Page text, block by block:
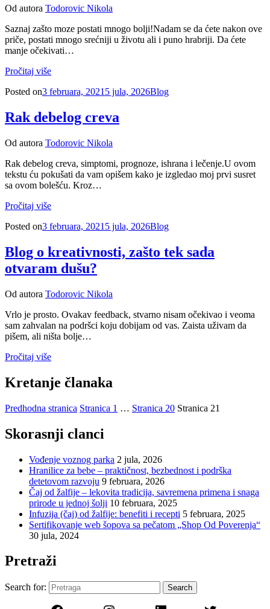
Od autora Todorovic Nikola
Saznaj zašto moze postati mnogo bolji!Nadam se da ćete nakon ove
priče, postati mnogo srećniji u životu ali i puno hrabriji. Da ćete
manje očekivati…
Pročitaj više
Posted on3 februara, 2021 5 jula, 2026Blog
Rak debelog creva
Od autora Todorovic Nikola
Rak debelog creva, simptomi, prognoze, ishrana i lečenje.U ovom
tekstu ću pokušati da vam opišem kako je izgledao moj prvi susret
sa ovom bolešću. Kroz…
Pročitaj više
Posted on3 februara, 2021 5 jula, 2026Blog
Blog o kreativnosti, zašto tek sada
otvaram dušu?
Od autora Todorovic Nikola
Vrlo je prosto. Ovakav feedback, stvarno nisam očekivao i veoma
sam zahvalan na podršci koju dobijam od vas. Zaista uživam da
pišem, ali ništa bolje…
Pročitaj više
Kretanje članaka
Predhodna stranica Stranica 1 … Stranica 20 Stranica 21
Skorasnji clanci
Vođenje voznog parka 2 jula, 2026
Hranilice za bebe – praktičnost, bezbednost i podrška
detetovom razvoju 9 februara, 2026
Čaj od žalfije – lekovita tradicija, savremena primena i snaga
prirode u jednoj šolji 10 februara, 2025
Infuzija (čaj) od žalfije: benefiti i recepti 5 februara, 2025
Sertifikovanje web šopova sa pečatom „Shop Od Poverenja“
30 jula, 2024
Pretraži
Search for: Search